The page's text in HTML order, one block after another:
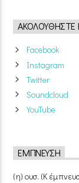
ΑΚΟΛΟΥΘΉΣΤΕ
Facebook
Instagram
Twitter
Soundcloud
YouTube
ΈΜΠΝΕΥΣΗ
(η) ουσ. (Κ